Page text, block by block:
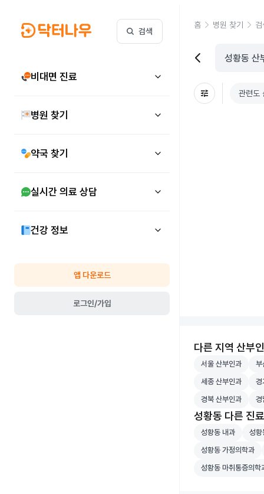
검색
비대면 진료
병원 찾기
약국 찾기
실시간 의료 상담
건강 정보
앱 다운로드
로그인/가입
홈 병원 찾기
관련도
다른 지역 산부
서울 산부인과 병
서울 산부인과 부
부
세종 산부인과 병
세종 산부인과 경
경
경북 산부인과 병
경북 산부인과 경
경
성황동 다른 진
성황동 내과 병원
성황동 내과 성
성황
성황동 가정의학
성황동 가정의학과
성황동 마취통증
성황동 마취통증의학